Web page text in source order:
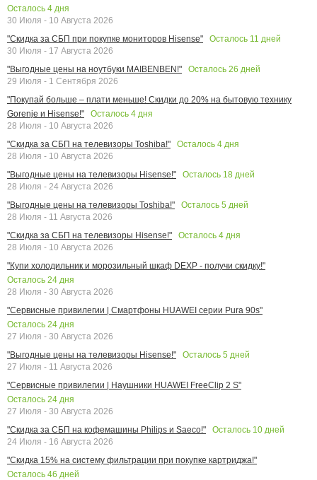
Осталось 4 дня
30 Июля - 10 Августа 2026
"Скидка за СБП при покупке мониторов Hisense"
Осталось 11 дней
30 Июля - 17 Августа 2026
"Выгодные цены на ноутбуки MAIBENBEN!"
Осталось 26 дней
29 Июля - 1 Сентября 2026
"Покупай больше – плати меньше! Скидки до 20% на бытовую технику
Gorenje и Hisense!"
Осталось 4 дня
28 Июля - 10 Августа 2026
"Скидка за СБП на телевизоры Toshiba!"
Осталось 4 дня
28 Июля - 10 Августа 2026
"Выгодные цены на телевизоры Hisense!"
Осталось 18 дней
28 Июля - 24 Августа 2026
"Выгодные цены на телевизоры Toshiba!"
Осталось 5 дней
28 Июля - 11 Августа 2026
"Скидка за СБП на телевизоры Hisense!"
Осталось 4 дня
28 Июля - 10 Августа 2026
"Купи холодильник и морозильный шкаф DEXP - получи скидку!"
Осталось 24 дня
28 Июля - 30 Августа 2026
"Сервисные привилегии | Смартфоны HUAWEI серии Pura 90s"
Осталось 24 дня
27 Июля - 30 Августа 2026
"Выгодные цены на телевизоры Hisense!"
Осталось 5 дней
27 Июля - 11 Августа 2026
"Сервисные привилегии | Наушники HUAWEI FreeClip 2 S"
Осталось 24 дня
27 Июля - 30 Августа 2026
"Скидка за СБП на кофемашины Philips и Saeco!"
Осталось 10 дней
24 Июля - 16 Августа 2026
"Скидка 15% на систему фильтрации при покупке картриджа!"
Осталось 46 дней